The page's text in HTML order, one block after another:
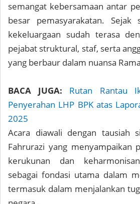
semangat kebersamaan antar
besar pemasyarakatan. Sejak
kekeluargaan sudah terasa
pejabat struktural, staf, serta
yang berbaur dalam nuansa
BACA JUGA:
Rutan Rantau
Penyerahan LHP BPK atas
2025
Acara diawali dengan tausiah
Fahrurazi yang menyampaikan
kerukunan dan
sebagai fondasi utama dalam
termasuk dalam menjalankan